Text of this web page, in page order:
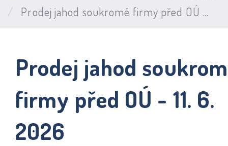
Prodej jahod soukromé firmy před OÚ - 11. 6. 2026
Prodej jahod
firmy před OÚ - 11. 6.
2026